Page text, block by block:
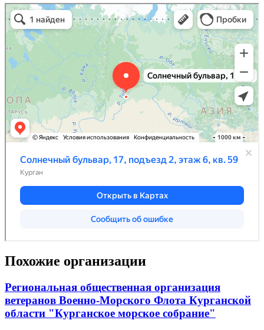
Похожие организации
Региональная общественная организация
ветеранов Военно-Морского Флота Курганской
области "Курганское морское собрание"